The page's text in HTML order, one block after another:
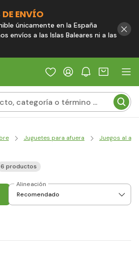
ENVÍO
únicamente en la España
envíos a las Islas Baleares ni a las
Juguetes para afuera Juegos al
6 productos
Alineación